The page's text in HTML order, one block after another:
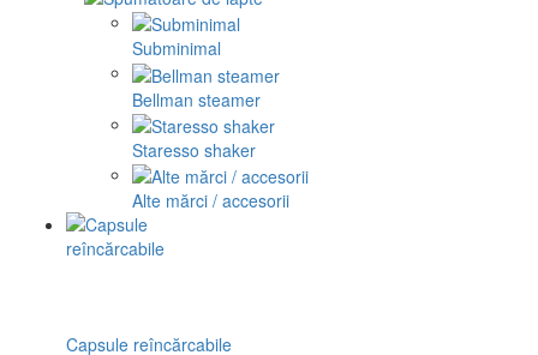
Subminimal
Bellman steamer
Staresso shaker
Alte mărci / accesorii
Capsule reîncărcabile